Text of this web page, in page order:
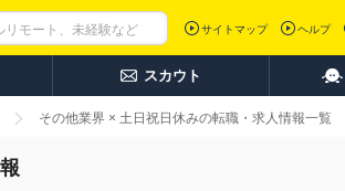
サイトマップ ヘルプ
スカウト
その他業界 × 土日祝日休みの転職・求人情報一覧